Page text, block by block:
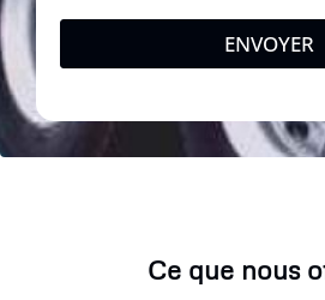
ENVOYER
Ce que nous